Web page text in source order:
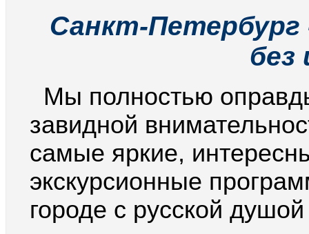
Санкт-Петербург
без
Мы полностью
завидной
самые яркие,
экскурсионные
городе с русской